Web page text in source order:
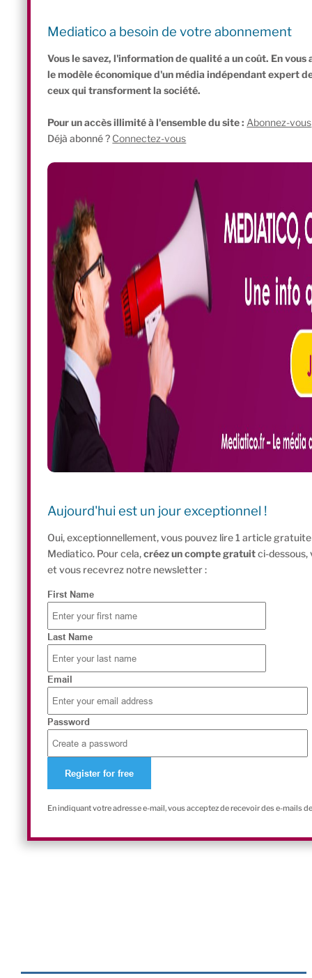
de commerce de Strasbourg refusait la reprise en SCOP de
Mediatico a besoin de votre abonnement
Vous le savez, l'information de qualité a un coût. En
le modèle économique d'un média indépendant expert
ceux qui transforment la société.
Pour un accès illimité à l'ensemble du site : Abonnez-vous
Déjà abonné ? Connectez-vous
Aujourd'hui est un jour exceptionnel !
Oui, exceptionnellement, vous pouvez lire 1 article
Mediatico. Pour cela,créez un compte gratuitci-dessous,
et vous recevrez notre newsletter :
First Name
Last Name
Email
Password
En indiquant votre adresse e-mail, vous acceptez de recevoir des e-mails